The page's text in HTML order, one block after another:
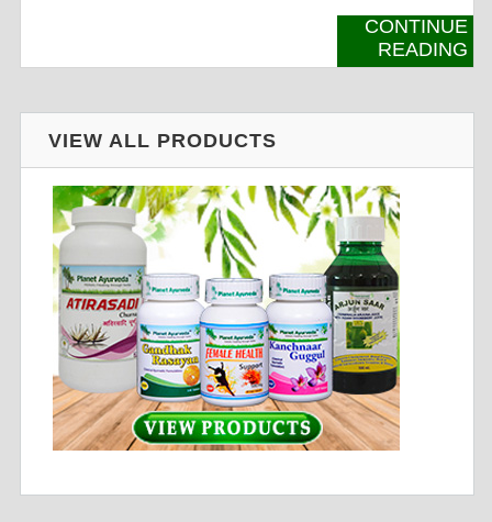
CONTINUE
READING
VIEW ALL PRODUCTS